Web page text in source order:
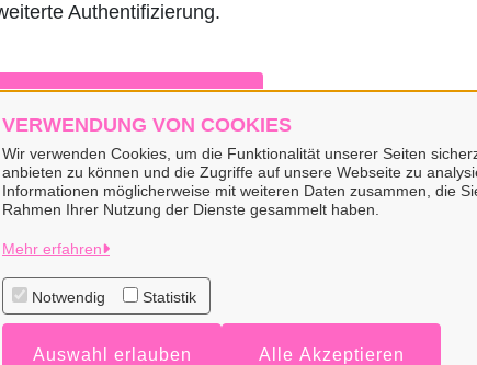
VERWENDUNG VON COOKIES
Wir verwenden Cookies, um die Funktionalität unserer Seiten
anbieten zu können und die Zugriffe auf unsere Webseite zu
Informationen möglicherweise mit weiteren Daten zusammen, die
Rahmen Ihrer Nutzung der Dienste gesammelt haben.
Mehr erfahren
Notwendig Statistik
Auswahl erlauben Alle Akzeptieren
Authentifizierung.